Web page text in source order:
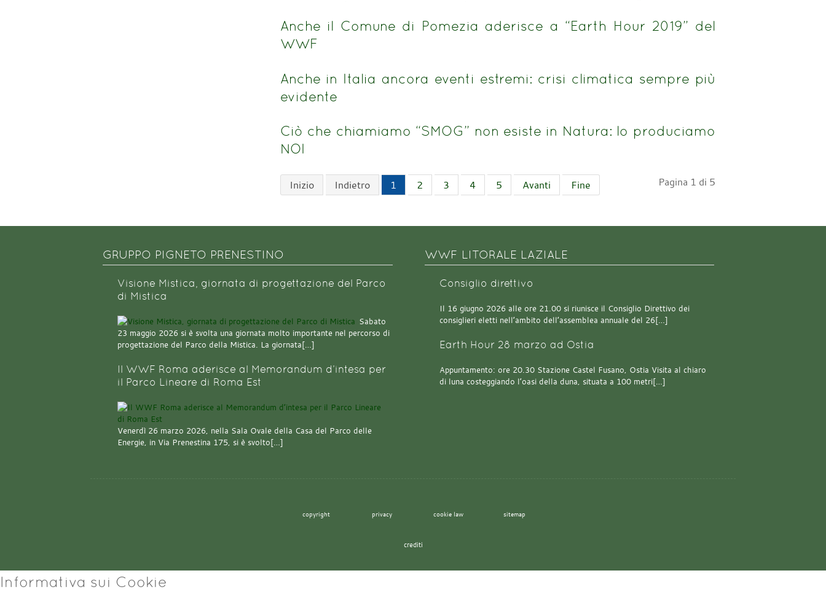
Anche il Comune di Pomezia aderisce a “Earth Hour 2019” del
WWF
Anche in Italia ancora eventi estremi: crisi climatica sempre più
evidente
Ciò che chiamiamo “SMOG” non esiste in Natura: lo produciamo
NOI
Pagina 1 di 5
Inizio Indietro 1 2 3 4 5 Avanti Fine
GRUPPO PIGNETO PRENESTINO
Visione Mistica, giornata di progettazione del Parco
di Mistica
Sabato
23 maggio 2026 si è svolta una giornata molto importante nel percorso di
progettazione del Parco della Mistica. La giornata[…]
Il WWF Roma aderisce al Memorandum d’intesa per
il Parco Lineare di Roma Est
Venerdì 26 marzo 2026, nella Sala Ovale della Casa del Parco delle
Energie, in Via Prenestina 175, si è svolto[…]
WWF LITORALE LAZIALE
Consiglio direttivo
Il 16 giugno 2026 alle ore 21.00 si riunisce il Consiglio Direttivo dei
consiglieri eletti nell’ambito dell’assemblea annuale del 26[…]
Earth Hour 28 marzo ad Ostia
Appuntamento: ore 20.30 Stazione Castel Fusano, Ostia Visita al chiaro
di luna costeggiando l’oasi della duna, situata a 100 metri[…]
copyright privacy cookie law sitemap
crediti
Informativa sui Cookie